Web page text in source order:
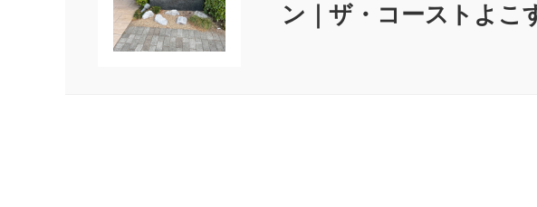
ン｜ザ・コーストよこ